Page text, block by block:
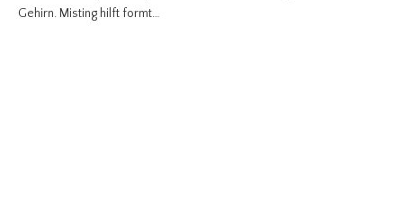
Gehirn. Misting hilft formt…